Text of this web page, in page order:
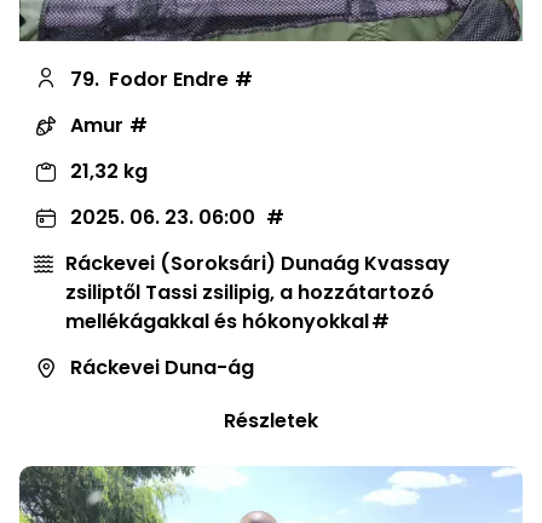
79. Fodor Endre
Amur
21,32 kg
2025. 06. 23. 06:00
Ráckevei (Soroksári) Dunaág Kvassay
zsiliptől Tassi zsilipig, a hozzátartozó
mellékágakkal és hókonyokkal
Ráckevei Duna-ág
Részletek